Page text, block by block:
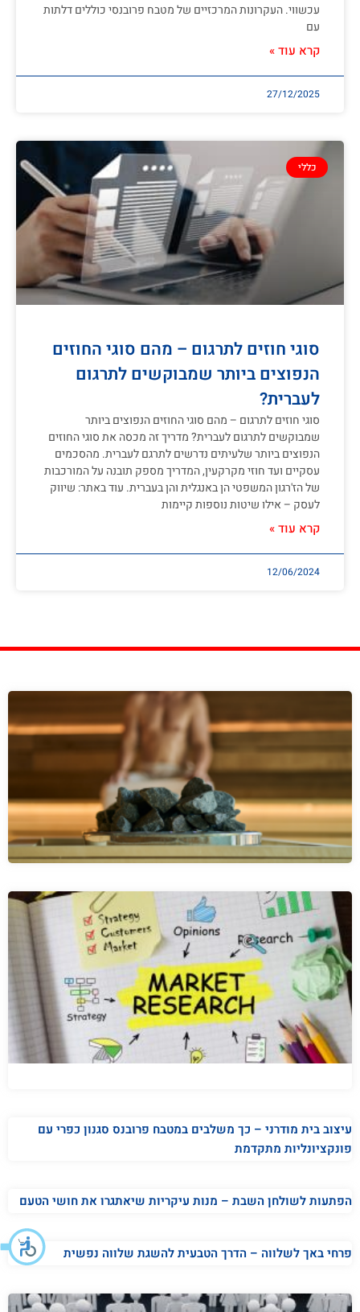
עכשווי. העקרונות המרכזיים של מטבח פרובנסי כוללים דלתות
עם
קרא עוד »
27/12/2025
כללי
סוגי חוזים לתרגום – מהם סוגי החוזים
הנפוצים ביותר שמבוקשים לתרגום
לעברית?
סוגי חוזים לתרגום – מהם סוגי החוזים הנפוצים ביותר
שמבוקשים לתרגום לעברית? מדריך זה מכסה את סוגי החוזים
הנפוצים ביותר שלעיתים נדרשים לתרגם לעברית. מהסכמים
עסקיים ועד חוזי מקרקעין, המדריך מספק תובנה על המורכבות
של הז'רגון המשפטי הן באנגלית והן בעברית. עוד באתר: שיווק
לעסק – אילו שיטות נוספות קיימות
קרא עוד »
12/06/2024
עיצוב בית מודרני – כך משלבים במטבח פרובנס סגנון כפרי עם
פונקציונליות מתקדמת
הפתעות לשולחן השבת – מנות עיקריות שיאתגרו את חושי הטעם
פרחי באך לשלווה – הדרך הטבעית להשגת שלווה נפשית